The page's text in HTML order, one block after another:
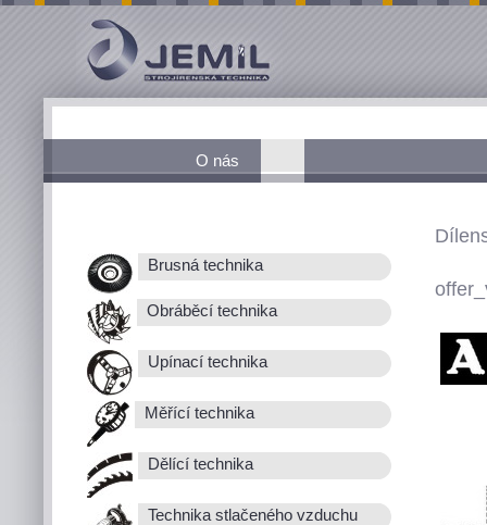
O nás
Brusná technika
Obráběcí technika
Upínací technika
Měřící technika
Dělící technika
Technika stlačeného vzduchu